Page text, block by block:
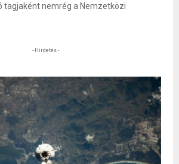
tagjaként nemrég a Nemzetközi
- Hirdetés -